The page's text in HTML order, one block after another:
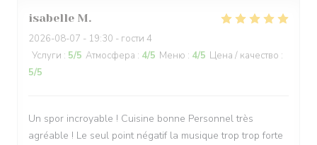
isabelle M
2026-08-07 - 19:30 - гости 4
Услуги : 5/5 Атмосфера : 4/5 Меню : 4/5 Цена / качество :
5/5
Un spor incroyable ! Cuisine bonne Personnel très
agréable ! Le seul point négatif la musique trop trop forte